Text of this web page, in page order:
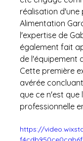
réalisation d'une
Alimentation
l'expertise de
également fait
de l'équipement
Cette première
avérée
que ce n'est que
professionnelle
https://